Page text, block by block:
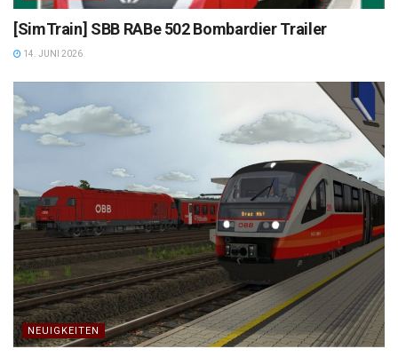
[SimTrain] SBB RABe 502 Bombardier Trailer
14. JUNI 2026
NEUIGKEITEN